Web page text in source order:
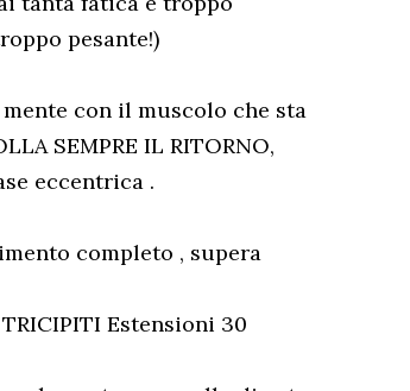
pesante!)
con il muscolo che sta
SEMPRE IL RITORNO,
eccentrica .
completo , supera
Estensioni 30